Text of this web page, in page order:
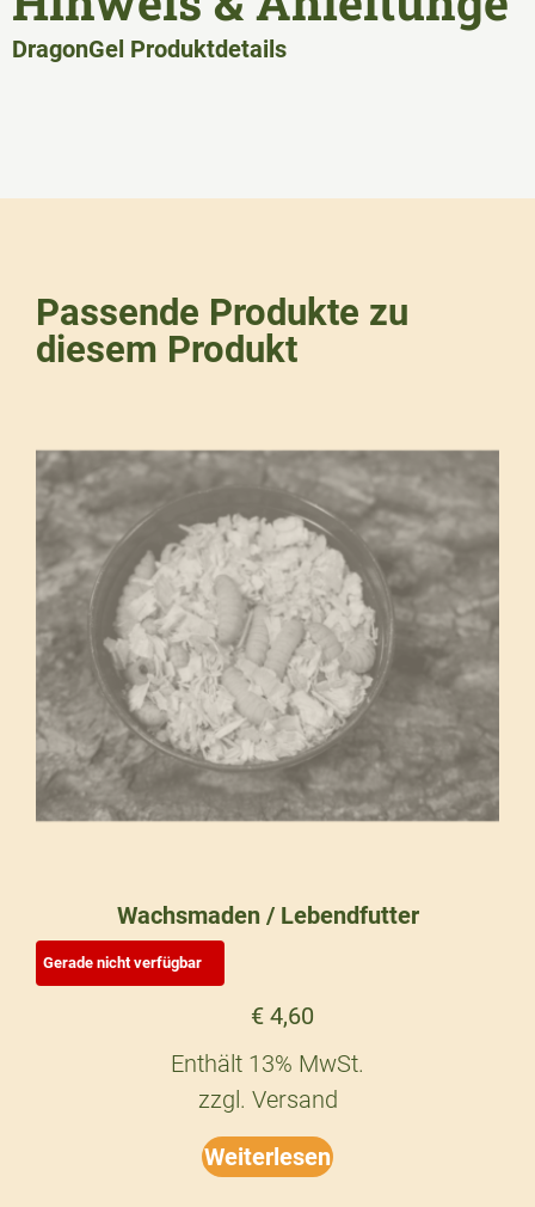
DragonGel Produktdetails
Passende Produkte zu
diesem Produkt
Wachsmaden / Lebendfutter
€ 4,60
Enthält 13% MwSt.
zzgl. Versand
Weiterlesen